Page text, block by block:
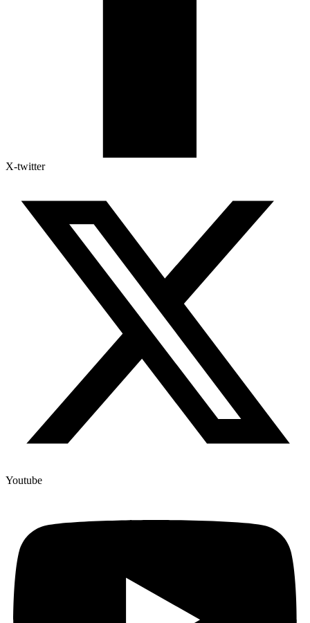
X-twitter
Youtube